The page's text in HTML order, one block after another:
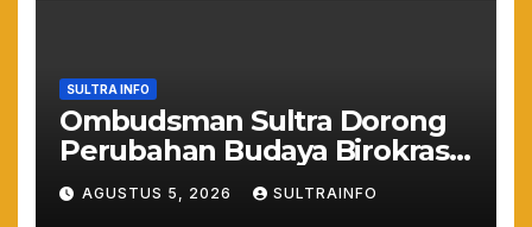
SULTRA INFO
Ombudsman Sultra Dorong
Perubahan Budaya Birokrasi
Lewat Penilaian
Maladministrasi 2026
AGUSTUS 5, 2026 SULTRAINFO